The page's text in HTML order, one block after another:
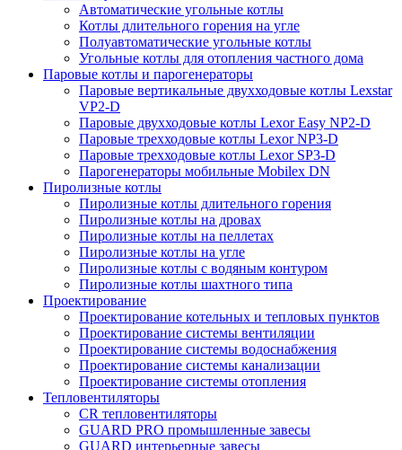
Автоматические угольные котлы
Котлы длительного горения на угле
Полуавтоматические угольные котлы
Угольные котлы для отопления частного дома
Паровые котлы и парогенераторы
Паровые вертикальные двухходовые котлы Lexstar
VP2-D
Паровые двухходовые котлы Lexor Easy NP2-D
Паровые трехходовые котлы Lexor NP3-D
Паровые трехходовые котлы Lexor SP3-D
Парогенераторы мобильные Mobilex DN
Пиролизные котлы
Пиролизные котлы длительного горения
Пиролизные котлы на дровах
Пиролизные котлы на пеллетах
Пиролизные котлы на угле
Пиролизные котлы с водяным контуром
Пиролизные котлы шахтного типа
Проектирование
Проектирование котельных и тепловых пунктов
Проектирование системы вентиляции
Проектирование системы водоснабжения
Проектирование системы канализации
Проектирование системы отопления
Тепловентиляторы
CR тепловентиляторы
GUARD PRO промышленные завесы
GUARD интерьерные завесы